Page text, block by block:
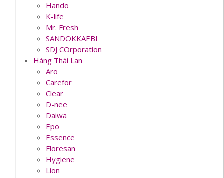
Hando
K-life
Mr. Fresh
SANDOKKAEBI
SDJ COrporation
Hàng Thái Lan
Aro
Carefor
Clear
D-nee
Daiwa
Epo
Essence
Floresan
Hygiene
Lion